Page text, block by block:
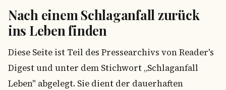
Nach einem Schlaganfall zurück
ins Leben finden
Diese Seite ist Teil des Pressearchivs von Reader's
Digest und unter dem Stichwort „Schlaganfall
Leben" abgelegt. Sie dient der dauerhaften